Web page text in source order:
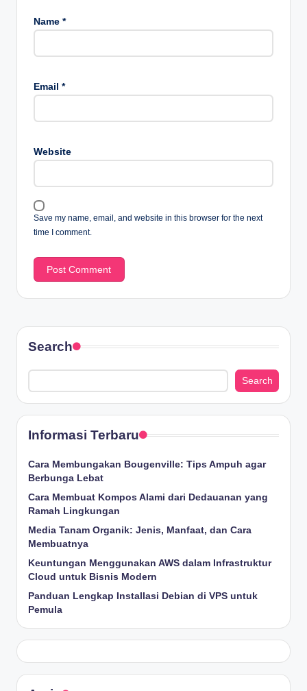
Name *
Email *
Website
Save my name, email, and website in this browser for the next
time I comment.
Search
Search
Informasi Terbaru
Cara Membungakan Bougenville: Tips Ampuh agar
Berbunga Lebat
Cara Membuat Kompos Alami dari Dedauanan yang
Ramah Lingkungan
Media Tanam Organik: Jenis, Manfaat, dan Cara
Membuatnya
Keuntungan Menggunakan AWS dalam Infrastruktur
Cloud untuk Bisnis Modern
Panduan Lengkap Installasi Debian di VPS untuk
Pemula